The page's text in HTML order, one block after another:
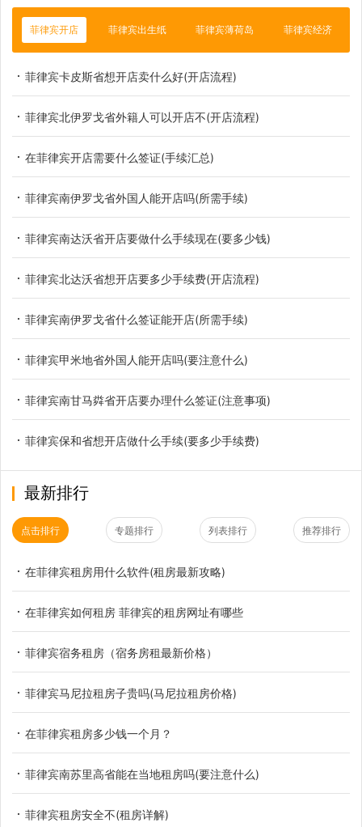
菲律宾开店 菲律宾出生纸 菲律宾薄荷岛 菲律宾经济
菲律宾卡皮斯省想开店卖什么好(开店流程)
菲律宾北伊罗戈省外籍人可以开店不(开店流程)
在菲律宾开店需要什么签证(手续汇总)
菲律宾南伊罗戈省外国人能开店吗(所需手续)
菲律宾南达沃省开店要做什么手续现在(要多少钱)
菲律宾北达沃省想开店要多少手续费(开店流程)
菲律宾南伊罗戈省什么签证能开店(所需手续)
菲律宾甲米地省外国人能开店吗(要注意什么)
菲律宾南甘马粦省开店要办理什么签证(注意事项)
菲律宾保和省想开店做什么手续(要多少手续费)
最新排行
点击排行 专题排行 列表排行 推荐排行
在菲律宾租房用什么软件(租房最新攻略)
在菲律宾如何租房 菲律宾的租房网址有哪些
菲律宾宿务租房（宿务房租最新价格）
菲律宾马尼拉租房子贵吗(马尼拉租房价格)
在菲律宾租房多少钱一个月？
菲律宾南苏里高省能在当地租房吗(要注意什么)
菲律宾租房安全不(租房详解)